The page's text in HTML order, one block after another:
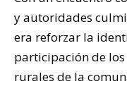
y autoridades
era reforzar la
participación de
rurales de la